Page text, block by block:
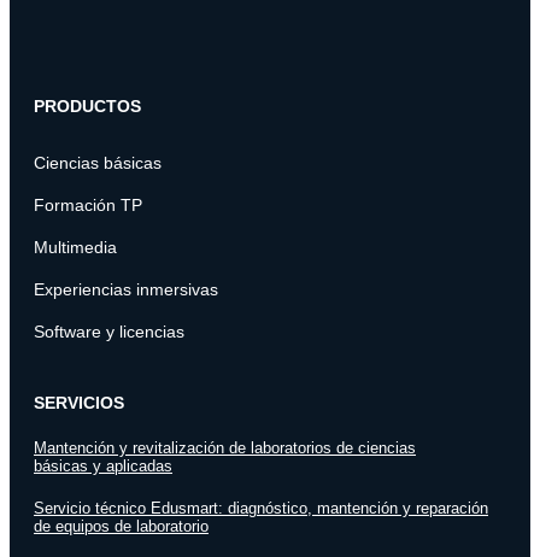
PRODUCTOS
Ciencias básicas
Formación TP
Multimedia
Experiencias inmersivas
Software y licencias
SERVICIOS
Mantención y revitalización de laboratorios de ciencias
básicas y aplicadas
Servicio técnico Edusmart: diagnóstico, mantención y reparación
de equipos de laboratorio